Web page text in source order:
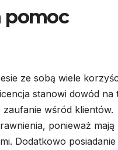
pomoc
ze sobą wiele
stanowi dowód na
wśród klientów.
ponieważ mają
Dodatkowo posiadanie